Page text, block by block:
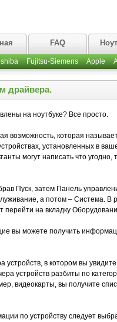
FAQ
Fujitsu-Siemens Apple
драйвера.
на ноутбуке? Все просто.
возможность, которая
установленных в
могут написать что угодно,
Пуск, затем Панель
а потом – Система. В
на вкладку
вы можете получить
устройств, в котором вы
устройств разбиты по
видеокарты, вы получите
по устройству следует